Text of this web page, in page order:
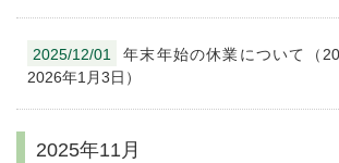
2025/12/01
年末年始の休業について（
2026年1月3日）
2025年11月